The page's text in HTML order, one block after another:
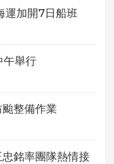
加開7日船班
午舉行
整備作業
銘率團隊熱情接